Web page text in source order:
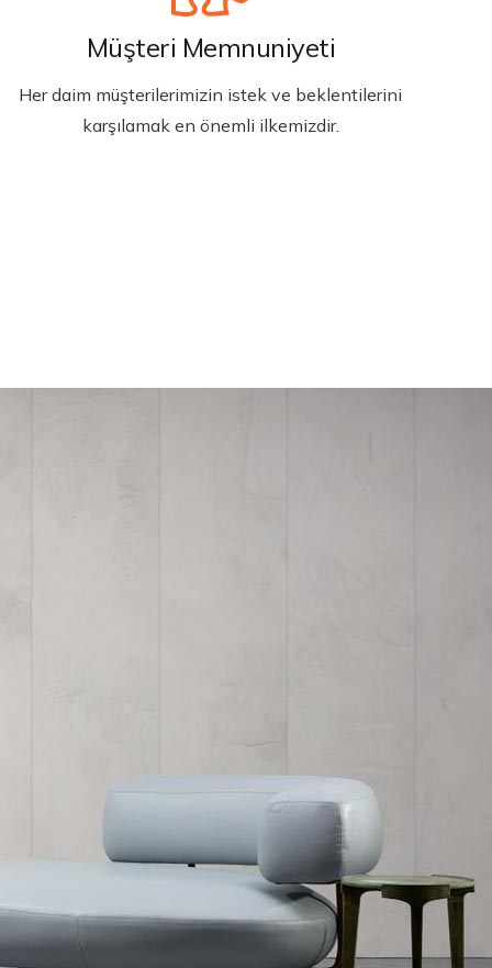
Müşteri Memnuniyeti
Her daim müşterilerimizin istek ve beklentilerini
karşılamak en önemli ilkemizdir.